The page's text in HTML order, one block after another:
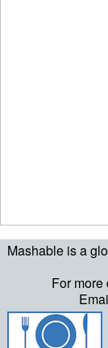
Mashable is a
For